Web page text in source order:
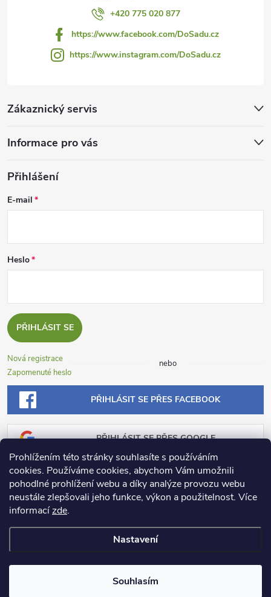
Prohlížením této stránky souhlasíte s používáním
cookies. Používáme cookies, abychom Vám umožnili
pohodlné prohlížení webu a díky analýze provozu webu
neustále zlepšovali jeho funkce, výkon a použitelnost. Více
informacízde.
Nastavení
Souhlasím
Zákaznický servis
Informace pro vás
+420 775 020 877
https://www.facebook.com/DoSadu.cz
https://www.instagram.com/DoSadu.cz
Přihlášení
E-mail
Heslo
PŘIHLÁSIT SE
Nová registrace
Zapomenuté heslo
nebo
PŘIHLÁSIT SE PŘES FACEBOOK
PŘIHLÁSIT SE PŘES GOOGLE
PŘIHLÁSIT SE PŘES SEZNAM
Copyright 2026Dosadu.cz. Všechna práva vyhrazena.